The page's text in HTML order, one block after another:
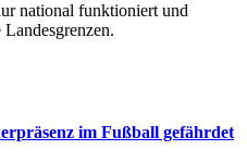
national funktioniert und
im Fußball gefährdet